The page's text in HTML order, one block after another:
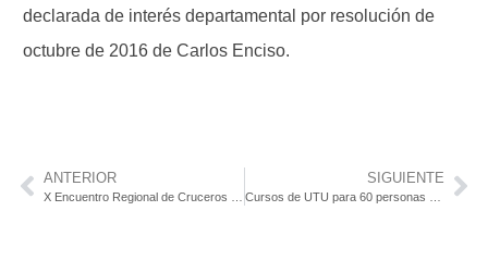
declarada de interés departamental por resolución de
octubre de 2016 de Carlos Enciso.
ANTERIOR SIGUIENTE